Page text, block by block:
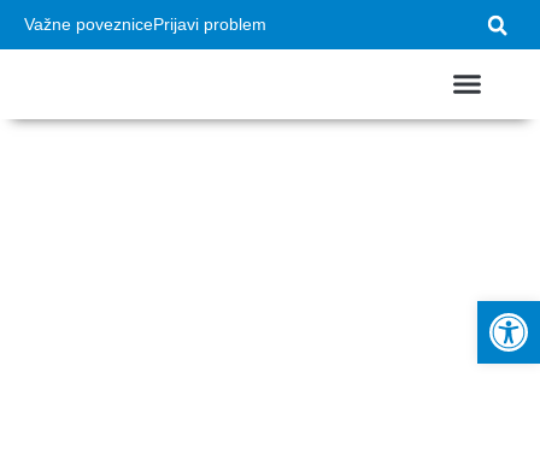
Važne poveznicePrijavi problem
Zagorski likovni salon